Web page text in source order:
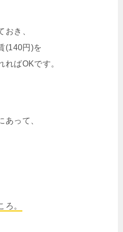
おき、
(140円)を
ればOKです。
あって、
ろ。